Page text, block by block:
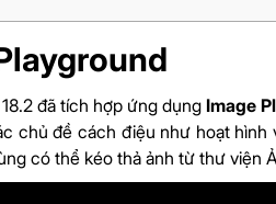
18.2 đã tích hợp ứng dụngImage
chủ đề cách điệu như hoạt
có thể kéo thả ảnh từ thư viện